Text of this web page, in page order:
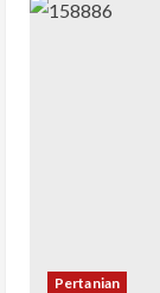
Pertanian